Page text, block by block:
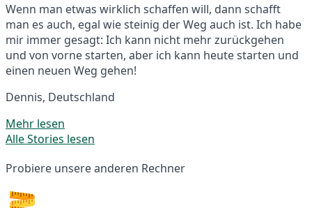
Wenn man etwas wirklich schaffen will, dann schafft
man es auch, egal wie steinig der Weg auch ist. Ich habe
mir immer gesagt: Ich kann nicht mehr zurückgehen
und von vorne starten, aber ich kann heute starten und
einen neuen Weg gehen!
Dennis, Deutschland
Mehr lesen
Alle Stories lesen
Probiere unsere anderen Rechner